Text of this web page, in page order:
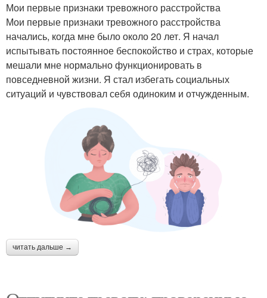
Мои первые признаки тревожного расстройства
Мои первые признаки тревожного расстройства
начались, когда мне было около 20 лет. Я начал
испытывать постоянное беспокойство и страх, которые
мешали мне нормально функционировать в
повседневной жизни. Я стал избегать социальных
ситуаций и чувствовал себя одиноким и отчужденным.
читать дальше →